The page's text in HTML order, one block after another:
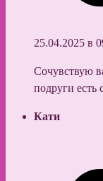
25.04.2025 в
Сочувствую
подруги есть
Кати